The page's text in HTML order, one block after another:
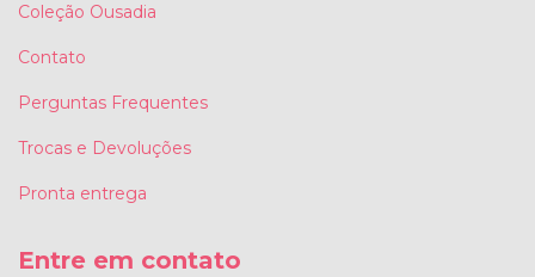
Coleção Ousadia
Contato
Perguntas Frequentes
Trocas e Devoluções
Pronta entrega
Entre em contato